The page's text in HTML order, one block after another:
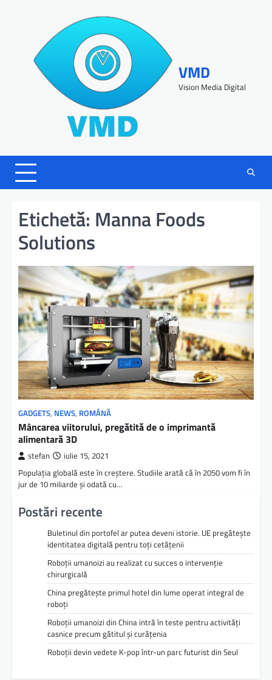
VMD
Vision Media Digital
Etichetă: Manna Foods
Solutions
GADGETS, NEWS, ROMÂNĂ
Mâncarea viitorului, pregătită de o imprimantă
alimentară 3D
stefan iulie 15, 2021
Populația globală este în creștere. Studiile arată că în 2050 vom fi în
jur de 10 miliarde și odată cu…
Postări recente
Buletinul din portofel ar putea deveni istorie. UE pregătește
identitatea digitală pentru toți cetățenii
Roboții umanoizi au realizat cu succes o intervenție
chirurgicală
China pregătește primul hotel din lume operat integral de
roboți
Roboții umanoizi din China intră în teste pentru activități
casnice precum gătitul și curățenia
Roboții devin vedete K-pop într-un parc futurist din Seul